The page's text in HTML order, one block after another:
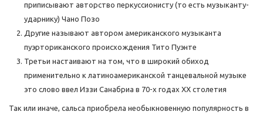
приписывают авторство перкуссионисту (то есть музыканту-
ударнику) Чано Позо
Другие называют автором американского музыканта
пуэрториканского происхождения Тито Пуэнте
Третьи настаивают на том, что в широкий обиход
применительно к латиноамериканской танцевальной музыке
это слово ввел Иззи Санабриа в 70-х годах ХХ столетия
Так или иначе, сальса приобрела необыкновенную популярность в